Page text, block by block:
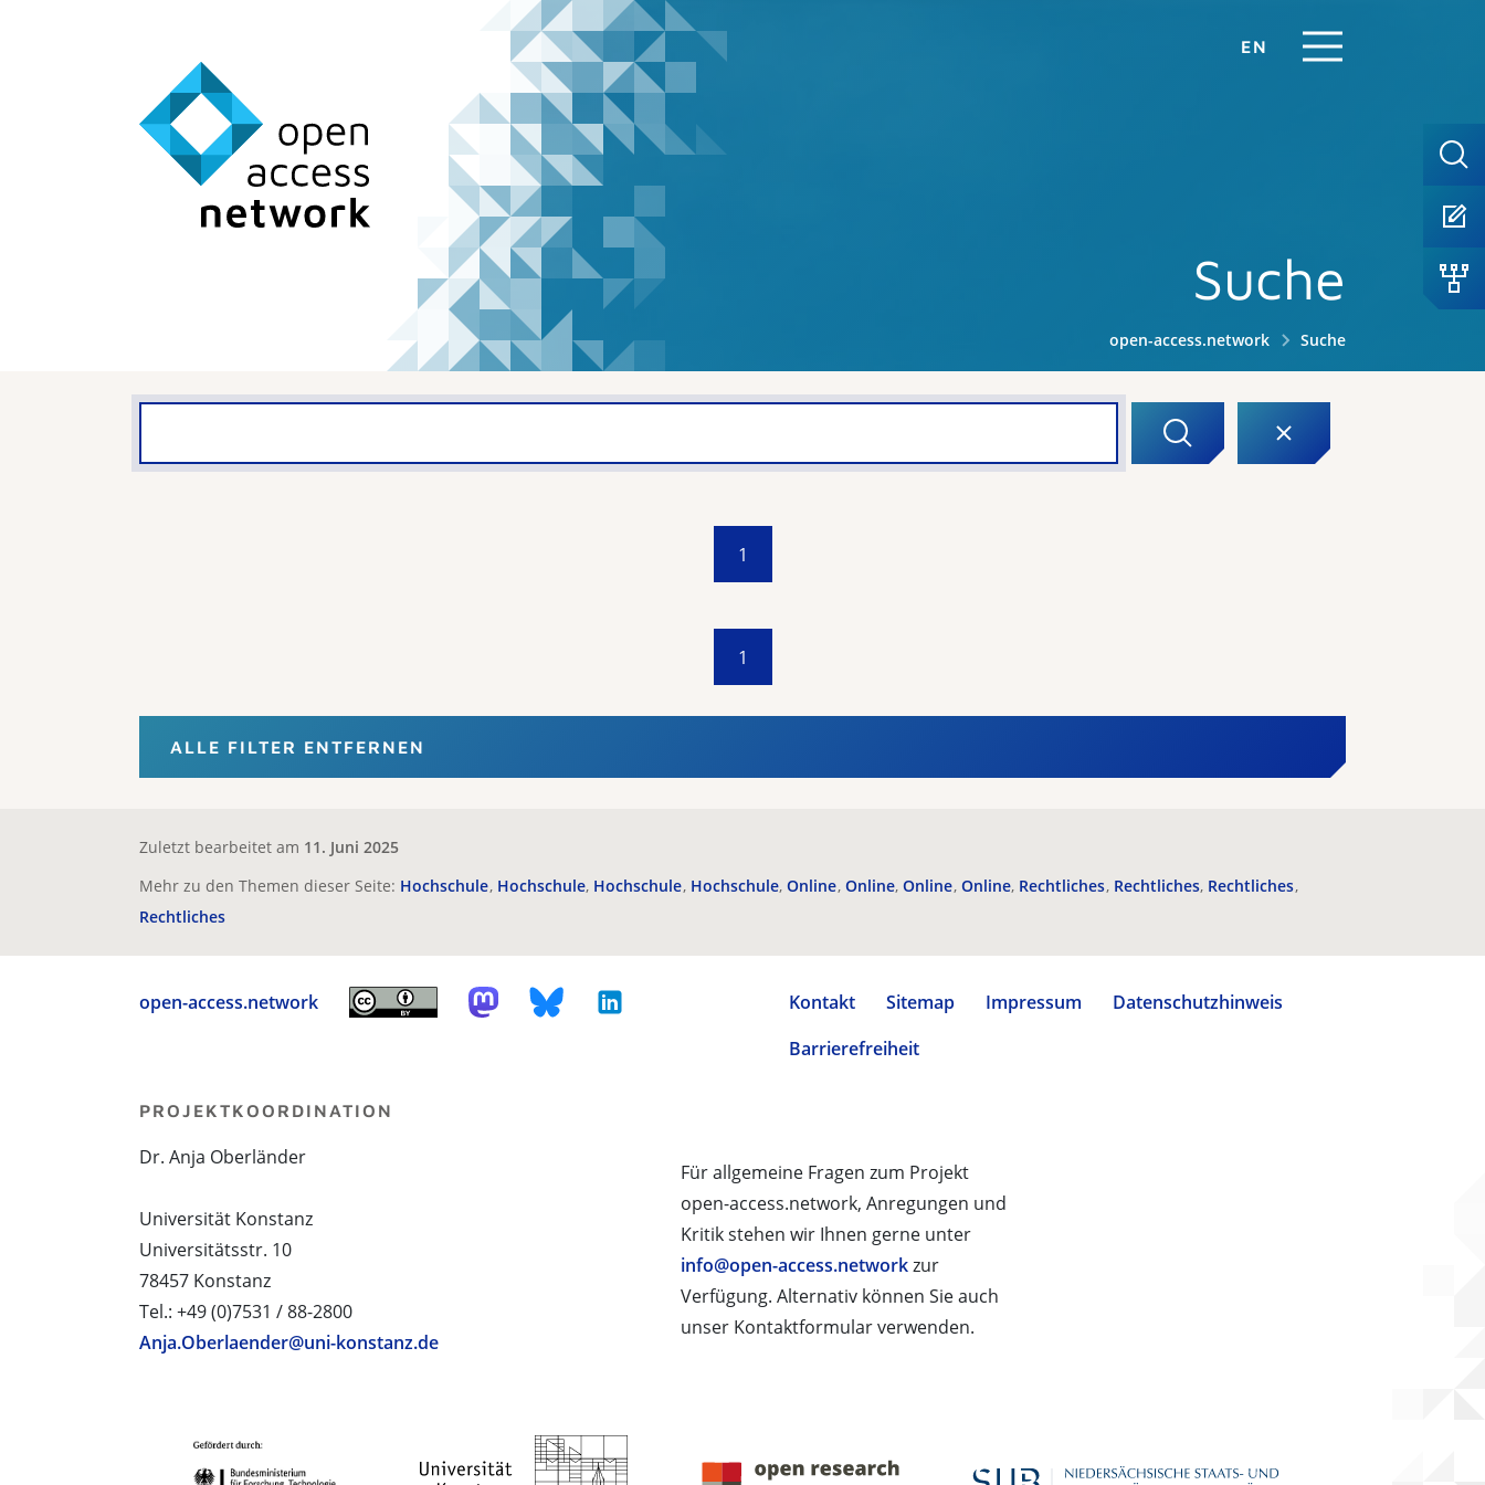
EN
Suche
open-access.network Suche
1
1
ALLE FILTER ENTFERNEN
Zuletzt bearbeitet am 11. Juni 2025
Mehr zu den Themen dieser Seite: Hochschule Hochschule Hochschule Hochschule Online Online Online Online Rechtliches Rechtliches Rechtliches
Rechtliches
open-access.network Kontakt Sitemap Impressum
Datenschutzhinweis
Barrierefreiheit
Für allgemeine Fragen zum Projekt
open-access.network, Anregungen und
Kritik stehen wir Ihnen gerne unter
info@open-access.networkzur
Verfügung. Alternativ können Sie auch
unser Kontaktformular verwenden.
PROJEKTKOORDINATION
Dr. Anja Oberländer
Universität Konstanz
Universitätsstr. 10
78457 Konstanz
Tel.: +49 (0)7531 / 88-2800
Anja.Oberlaender@uni-konstanz.de